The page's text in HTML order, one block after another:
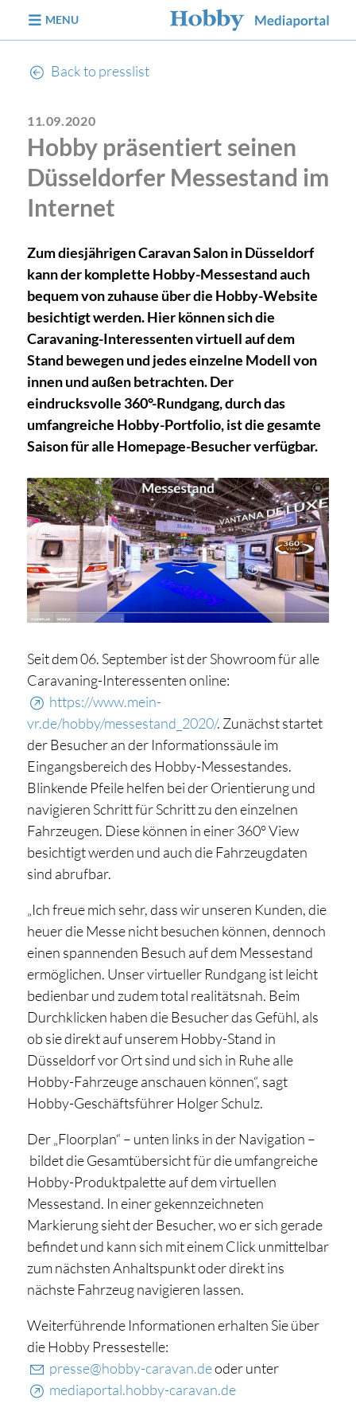
MENU
Back to presslist
11.09.2020
Hobby präsentiert seinen
Düsseldorfer Messestand im
Internet
Zum diesjährigen Caravan Salon in Düsseldorf
kann der komplette Hobby-Messestand auch
bequem von zuhause über die Hobby-Website
besichtigt werden. Hier können sich die
Caravaning-Interessenten virtuell auf dem
Stand bewegen und jedes einzelne Modell von
innen und außen betrachten. Der
eindrucksvolle 360°-Rundgang, durch das
umfangreiche Hobby-Portfolio, ist die gesamte
Saison für alle Homepage-Besucher verfügbar.
Seit dem 06. September ist der Showroom für alle
Caravaning-Interessenten online:
https://www.mein-
vr.de/hobby/messestand_2020/. Zunächst startet
der Besucher an der Informationssäule im
Eingangsbereich des Hobby-Messestandes.
Blinkende Pfeile helfen bei der Orientierung und
navigieren Schritt für Schritt zu den einzelnen
Fahrzeugen. Diese können in einer 360° View
besichtigt werden und auch die Fahrzeugdaten
sind abrufbar.
„Ich freue mich sehr, dass wir unseren Kunden, die
heuer die Messe nicht besuchen können, dennoch
einen spannenden Besuch auf dem Messestand
ermöglichen. Unser virtueller Rundgang ist leicht
bedienbar und zudem total realitätsnah. Beim
Durchklicken haben die Besucher das Gefühl, als
ob sie direkt auf unserem Hobby-Stand in
Düsseldorf vor Ort sind und sich in Ruhe alle
Hobby-Fahrzeuge anschauen können“, sagt
Hobby-Geschäftsführer Holger Schulz.
Der „Floorplan“ – unten links in der Navigation –
bildet die Gesamtübersicht für die umfangreiche
Hobby-Produktpalette auf dem virtuellen
Messestand. In einer gekennzeichneten
Markierung sieht der Besucher, wo er sich gerade
befindet und kann sich mit einem Click unmittelbar
zum nächsten Anhaltspunkt oder direkt ins
nächste Fahrzeug navigieren lassen.
Weiterführende Informationen erhalten Sie über
die Hobby Pressestelle:
presse@hobby-caravan.deoder unter
mediaportal.hobby-caravan.de